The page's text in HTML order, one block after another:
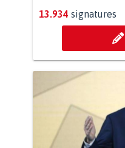
13.934 signatures